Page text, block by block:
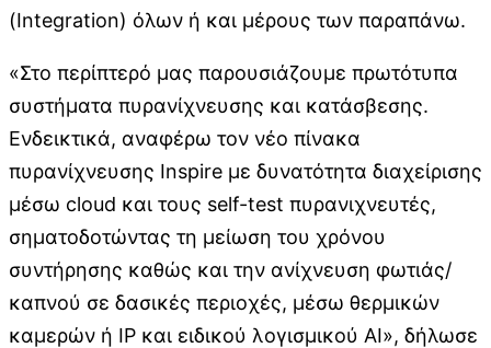
(Integration) όλων ή και μέρους των παραπάνω.
«Στο περίπτερό μας παρουσιάζουμε πρωτότυπα
συστήματα πυρανίχνευσης και κατάσβεσης.
Ενδεικτικά, αναφέρω τον νέο πίνακα
πυρανίχνευσης Inspire με δυνατότητα διαχείρισης
μέσω cloud και τους self-test πυρανιχνευτές,
σηματοδοτώντας τη μείωση του χρόνου
συντήρησης καθώς και την ανίχνευση φωτιάς/
καπνού σε δασικές περιοχές, μέσω θερμικών
καμερών ή ΙΡ και ειδικού λογισμικού ΑΙ», δήλωσε